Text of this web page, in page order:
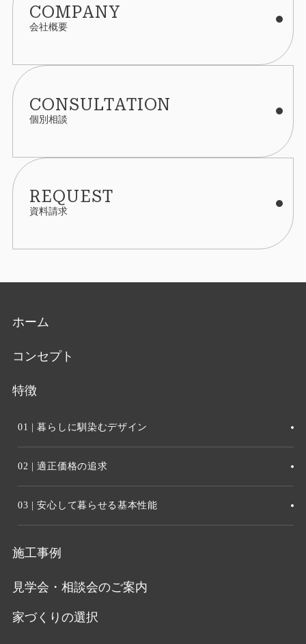
COMPANY
会社概要
CONSULTATION
個別相談
REQUEST
資料請求
ホーム
コンセプト
特徴
01 | 暮らしに馴染むデザイン
02 | 適正価格の追求
03 | 安心して暮らせる基本性能
施工事例
見学会・相談会のご案内
家づくりの選択